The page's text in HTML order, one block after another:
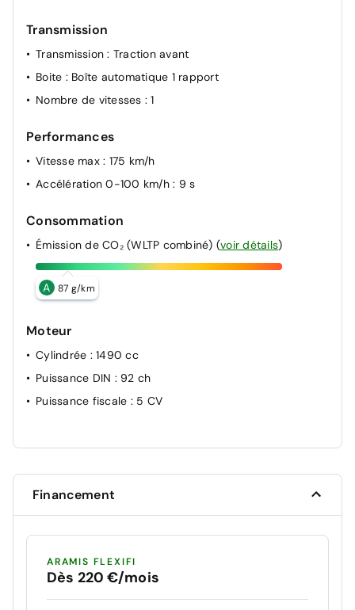
Transmission
Transmission: Traction avant
Boite : Boîte automatique 1 rapport
Nombre de vitesses : 1
Performances
Vitesse max : 175 km/h
Accélération 0-100 km/h : 9 s
Consommation
Émission de CO₂ (WLTP combiné) (voir détails)
A 87 g/km
Moteur
Cylindrée : 1490 cc
Puissance DIN : 92 ch
Puissance fiscale : 5 CV
Financement
ARAMIS FLEXIFI
Dès 220 €/mois